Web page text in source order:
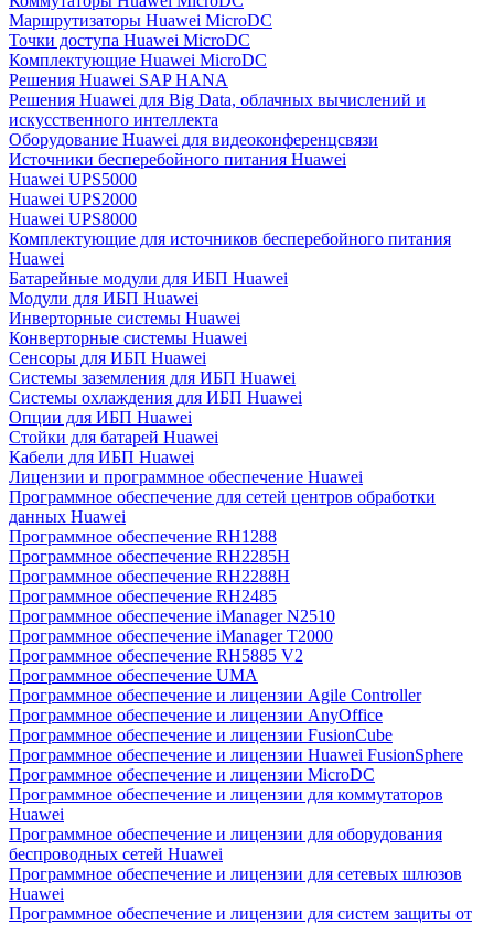
Маршрутизаторы Huawei MicroDC
Точки доступа Huawei MicroDC
Комплектующие Huawei MicroDC
Решения Huawei SAP HANA
Решения Huawei для Big Data, облачных вычислений и
искусственного интеллекта
Оборудование Huawei для видеоконференцсвязи
Источники бесперебойного питания Huawei
Huawei UPS5000
Huawei UPS2000
Huawei UPS8000
Комплектующие для источников бесперебойного питания
Huawei
Батарейные модули для ИБП Huawei
Модули для ИБП Huawei
Инверторные системы Huawei
Конверторные системы Huawei
Сенсоры для ИБП Huawei
Системы заземления для ИБП Huawei
Системы охлаждения для ИБП Huawei
Опции для ИБП Huawei
Стойки для батарей Huawei
Кабели для ИБП Huawei
Лицензии и программное обеспечение Huawei
Программное обеспечение для сетей центров обработки
данных Huawei
Программное обеспечение RH1288
Программное обеспечение RH2285H
Программное обеспечение RH2288H
Программное обеспечение RH2485
Программное обеспечение iManager N2510
Программное обеспечение iManager T2000
Программное обеспечение RH5885 V2
Программное обеспечение UMA
Программное обеспечение и лицензии Agile Controller
Программное обеспечение и лицензии AnyOffice
Программное обеспечение и лицензии FusionCube
Программное обеспечение и лицензии Huawei FusionSphere
Программное обеспечение и лицензии MicroDC
Программное обеспечение и лицензии для коммутаторов
Huawei
Программное обеспечение и лицензии для оборудования
беспроводных сетей Huawei
Программное обеспечение и лицензии для сетевых шлюзов
Huawei
Программное обеспечение и лицензии для систем защиты от